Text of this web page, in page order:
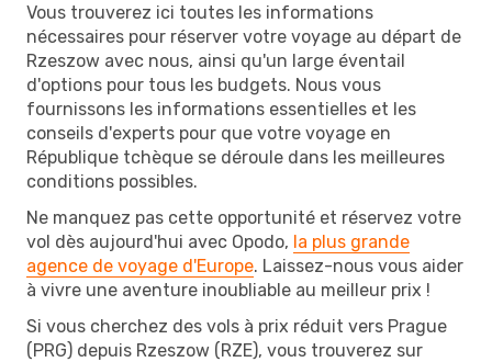
Vous trouverez ici toutes les informations
nécessaires pour réserver votre voyage au départ de
Rzeszow avec nous, ainsi qu'un large éventail
d'options pour tous les budgets. Nous vous
fournissons les informations essentielles et les
conseils d'experts pour que votre voyage en
République tchèque se déroule dans les meilleures
conditions possibles.
Ne manquez pas cette opportunité et réservez votre
vol dès aujourd'hui avec Opodo, la plus grande
agence de voyage d'Europe. Laissez-nous vous aider
à vivre une aventure inoubliable au meilleur prix !
Si vous cherchez des vols à prix réduit vers Prague
(PRG) depuis Rzeszow (RZE), vous trouverez sur